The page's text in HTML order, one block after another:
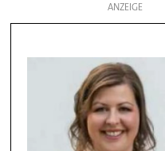
ANZEIGE